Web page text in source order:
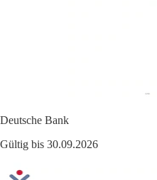
Deutsche Bank
Gültig bis 30.09.2026